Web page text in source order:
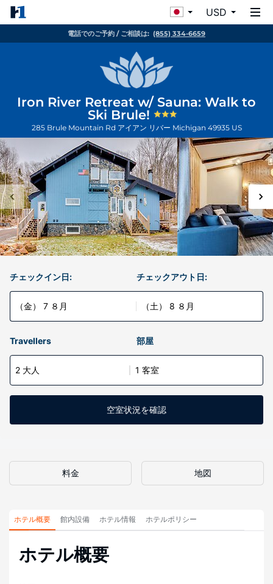
USD
電話でのご予約 / ご相談は: (855) 334-6659
Iron River Retreat w/ Sauna: Walk to
Ski Brule!
285 Brule Mountain Rd アイアン リバー Michigan 49935 US
チェックイン日:
（金） 7 ８月
チェックアウト日:
（土） 8 ８月
Travellers 部屋
2 大人 1 客室
空室状況を確認
料金 地図
ホテル概要 館内設備 ホテル情報 ホテルポリシー
ホテル概要